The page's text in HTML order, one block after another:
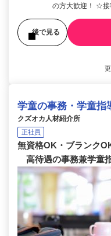
の方大歓迎！ ☆
後で見る
学童の事務・学童指
クズオカ人材紹介所
正社員
無資格OK・ブランク
高待遇の事務兼学童